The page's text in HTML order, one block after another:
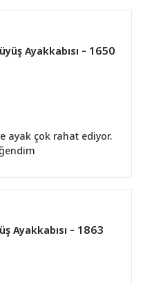
Ayakkabısı - 1650
ayak çok rahat ediyor.
Ayakkabısı - 1863